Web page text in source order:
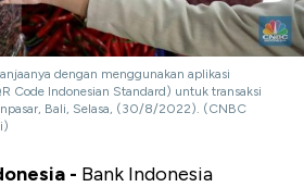
dengan menggunakan aplikasi
Code Indonesian Standard) untuk transaksi
Bali, Selasa, (30/8/2022). (CNBC
- Bank Indonesia